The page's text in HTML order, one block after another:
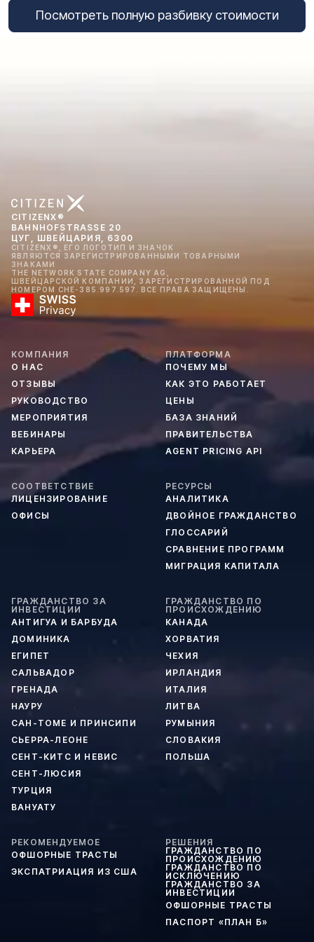
Посмотреть полную разбивку стоимости
CITIZENX®
BAHNHOFSTRASSE 20
ЦУГ, ШВЕЙЦАРИЯ, 6300
CITIZENX®, ЕГО ЛОГОТИП И ЗНАЧОК
ЯВЛЯЮТСЯ ЗАРЕГИСТРИРОВАННЫМИ ТОВАРНЫМИ
ЗНАКАМИ
THE NETWORK STATE COMPANY AG,
ШВЕЙЦАРСКОЙ КОМПАНИИ, ЗАРЕГИСТРИРОВАННОЙ ПОД
НОМЕРОМ CHE-385.997.597. ВСЕ ПРАВА ЗАЩИЩЕНЫ.
КОМПАНИЯ
О НАС
ОТЗЫВЫ
РУКОВОДСТВО
МЕРОПРИЯТИЯ
ВЕБИНАРЫ
КАРЬЕРА
ПЛАТФОРМА
ПОЧЕМУ МЫ
КАК ЭТО РАБОТАЕТ
ЦЕНЫ
БАЗА ЗНАНИЙ
ПРАВИТЕЛЬСТВА
AGENT PRICING API
СООТВЕТСТВИЕ
ЛИЦЕНЗИРОВАНИЕ
ОФИСЫ
РЕСУРСЫ
АНАЛИТИКА
ДВОЙНОЕ ГРАЖДАНСТВО
ГЛОССАРИЙ
СРАВНЕНИЕ ПРОГРАММ
МИГРАЦИЯ КАПИТАЛА
ГРАЖДАНСТВО ЗА
ИНВЕСТИЦИИ
АНТИГУА И БАРБУДА
ДОМИНИКА
ЕГИПЕТ
САЛЬВАДОР
ГРЕНАДА
НАУРУ
САН-ТОМЕ И ПРИНСИПИ
СЬЕРРА-ЛЕОНЕ
СЕНТ-КИТС И НЕВИС
СЕНТ-ЛЮСИЯ
ТУРЦИЯ
ВАНУАТУ
ГРАЖДАНСТВО ПО
ПРОИСХОЖДЕНИЮ
КАНАДА
ХОРВАТИЯ
ЧЕХИЯ
ИРЛАНДИЯ
ИТАЛИЯ
ЛИТВА
РУМЫНИЯ
СЛОВАКИЯ
ПОЛЬША
РЕКОМЕНДУЕМОЕ
ОФШОРНЫЕ ТРАСТЫ
ЭКСПАТРИАЦИЯ ИЗ США
РЕШЕНИЯ
ГРАЖДАНСТВО ПО
ПРОИСХОЖДЕНИЮ
ГРАЖДАНСТВО ПО
ИСКЛЮЧЕНИЮ
ГРАЖДАНСТВО ЗА
ИНВЕСТИЦИИ
ОФШОРНЫЕ ТРАСТЫ
ПАСПОРТ «ПЛАН Б»